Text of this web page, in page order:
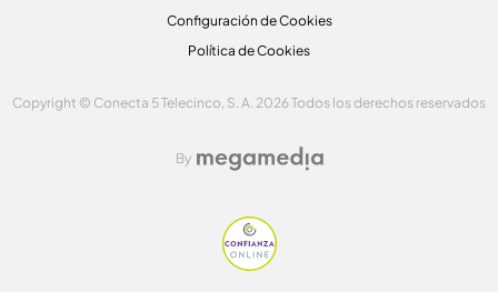
Configuración de Cookies
Política de Cookies
Copyright © Conecta 5 Telecinco, S. A. 2026 Todos los derechos reservados
By